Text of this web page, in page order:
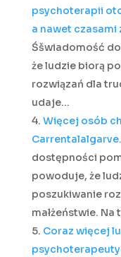
psychoterapii
a nawet
Śšwiadomość
że ludzie biorą
rozwiązań dla
udaje…
Więcej osób
dostępności
powoduje, że
poszukiwanie
małżeństwie.
Coraz więcej